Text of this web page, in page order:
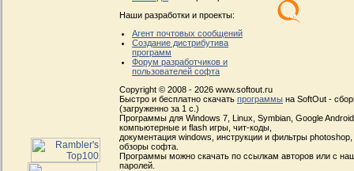
Наши разработки и проекты:
Агент почтовых сообщений
Создание дистрибутива
программ
Форум разработчиков и
пользователей софта
Copyright © 2008 - 2026 www.softout.ru
Быстро и бесплатно скачать программы на SoftOut -
(загруженно за 1 с.)
Программы для Windows 7, Linux, Symbian, Google
компьютерные и flash игры, чит-коды,
документация windows, инструкции и фильтры
обзоры софта.
Программы можно скачать по ссылкам авторов или с
паролей.